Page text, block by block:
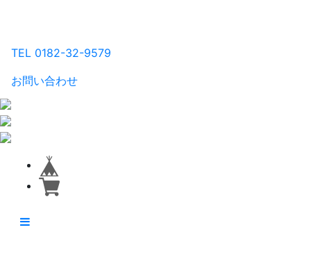
TEL 0182-32-9579
お問い合わせ